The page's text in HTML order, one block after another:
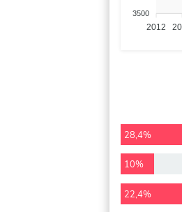
3500
2012
28,4%
10%
22,4%